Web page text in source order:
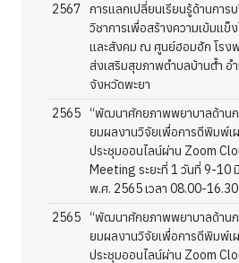
2567 การแลกเปลี่ยนเรียนรู้ด้านการ
วิชาการเพื่อสร้างความเข้มแข็
และสังคม ณ ศูนย์ฮอมฮัก โรง
ส่งเสริมสุขภาพตำบลบ้านต๊ำ อำ
จังหวัดพะยา
2565 “พัฒนาศักยภาพพยาบาลด้านก
ยมผลงานวิจัยเพื่อการตีพิมพ์เ
ประชุมออนไลน์ผ่าน Zoom
Meeting ระยะที่ 1 วันที่ 9-10
พ.ศ. 2565 เวลา 08.00-
2565 “พัฒนาศักยภาพพยาบาลด้านก
ยมผลงานวิจัยเพื่อการตีพิมพ์เ
ประชุมออนไลน์ผ่าน Zoom